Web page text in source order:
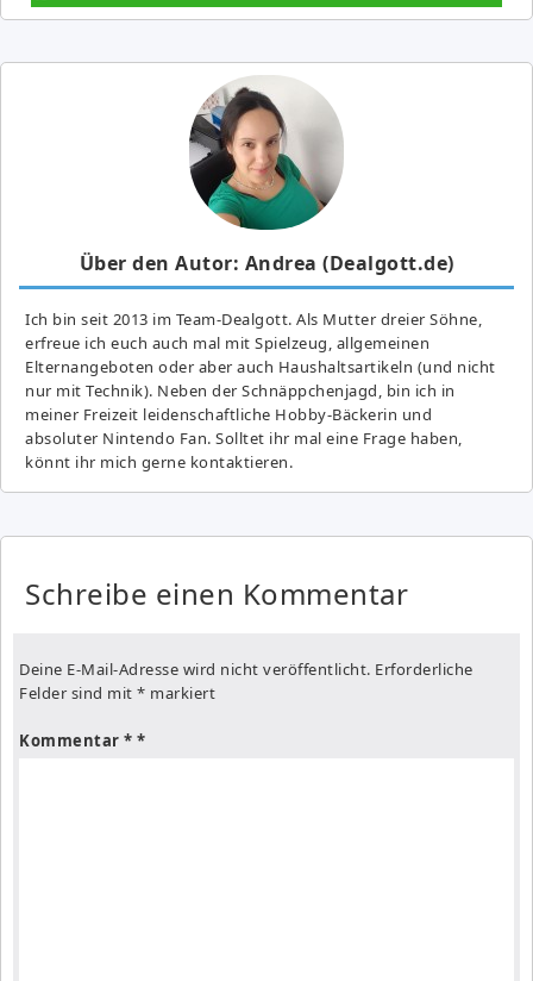
Über den Autor: Andrea (Dealgott.de)
Ich bin seit 2013 im Team-Dealgott. Als Mutter dreier Söhne,
erfreue ich euch auch mal mit Spielzeug, allgemeinen
Elternangeboten oder aber auch Haushaltsartikeln (und nicht
nur mit Technik). Neben der Schnäppchenjagd, bin ich in
meiner Freizeit leidenschaftliche Hobby-Bäckerin und
absoluter Nintendo Fan. Solltet ihr mal eine Frage haben,
könnt ihr mich gerne kontaktieren.
Schreibe einen Kommentar
Deine E-Mail-Adresse wird nicht veröffentlicht. Erforderliche
Felder sind mit * markiert
Kommentar *